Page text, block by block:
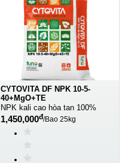
CYTOVITA DF NPK 10-5-
40+MgO+TE
NPK kali cao hòa tan 100%
1,450,000đ/Bao 25kg